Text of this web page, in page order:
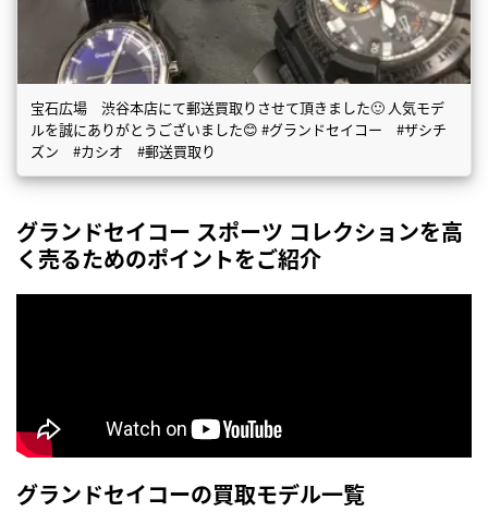
宝石広場 渋谷本店にて郵送買取りさせて頂きました🙂 人気モデ
ルを誠にありがとうございました😊 #グランドセイコー #ザシチ
ズン #カシオ #郵送買取り
グランドセイコー スポーツ コレクションを高
く売るためのポイントをご紹介
グランドセイコーの買取モデル一覧